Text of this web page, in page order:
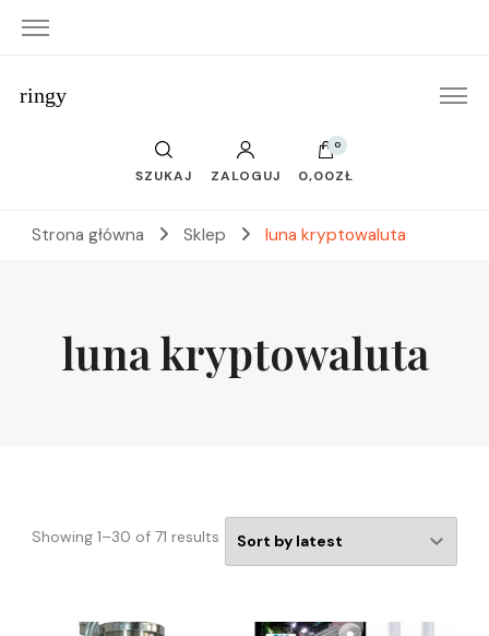
ringy
SZUKAJ ZALOGUJ
0
0,00ZŁ
Strona główna Sklep luna kryptowaluta
luna kryptowaluta
Showing 1–30 of 71 results